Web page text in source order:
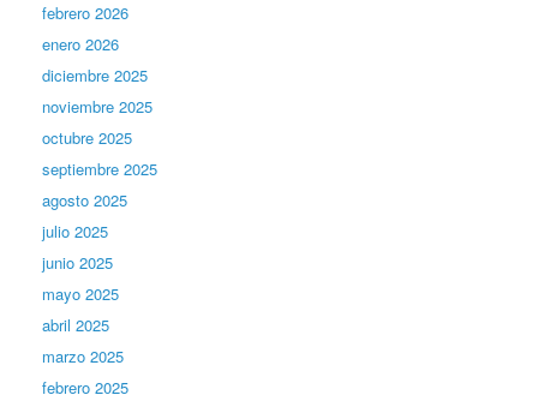
febrero 2026
enero 2026
diciembre 2025
noviembre 2025
octubre 2025
septiembre 2025
agosto 2025
julio 2025
junio 2025
mayo 2025
abril 2025
marzo 2025
febrero 2025